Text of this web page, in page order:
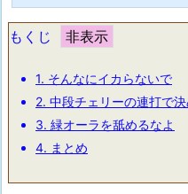
のタイトルが・・・！この感
なかったので今ここで書きなぐ
もくじ
1. そんなにイカらないで
2. 中段チェリーの連打で
3. 緑オーラを舐めるなよ
4. まとめ